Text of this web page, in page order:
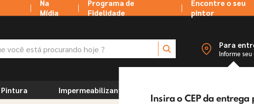
Na
Mídia
Programa de
Fidelidade
Encontre o seu
pintor
Para
Informe seu
Insira o CEP da
Pintura Impermeabilizantes